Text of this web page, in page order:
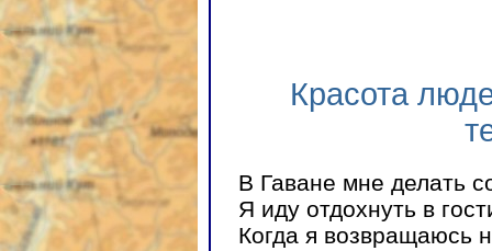
Красота
В Гаване мне делать
Я иду отдохнуть в
Когда я возвращаюсь